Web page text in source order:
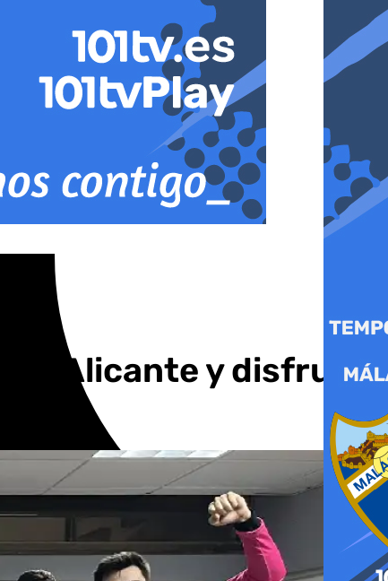
Alicante y disfruta